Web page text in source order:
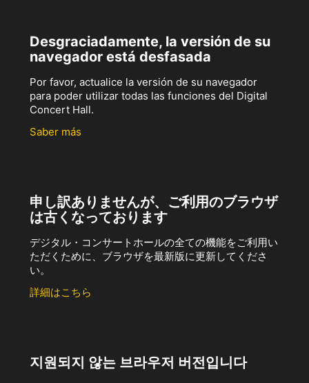
Desgraciadamente, la versión de su
navegador está desfasada
Por favor, actualice la versión de su navegador
para poder utilizar todas las funciones del Digital
Concert Hall.
Saber más
申し訳ありませんが、ご利用のブラウザ
は古くなっております
デジタル・コンサートホールの全ての機能をご利用い
ただくために、ブラウザを最新版に更新してくださ
い。
詳細はこちら
지원되지 않는 브라우저 버전입니다